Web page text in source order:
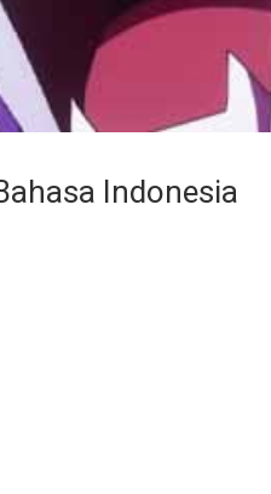
Indonesia